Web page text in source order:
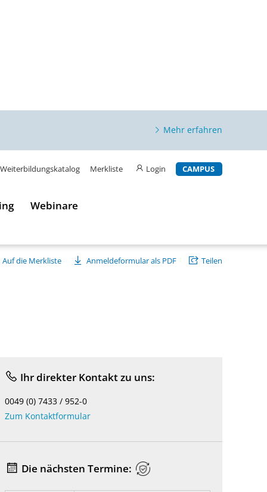
Mehr erfahren
CAMPUS
Merkliste Login
Weiterbildungskatalog
Webinare
Auf die Merkliste Anmeldeformular als PDF Teilen
Ihr direkter Kontakt zu uns:
0049 (0) 7433 / 952-0
Zum Kontaktformular
Die nächsten Termine: